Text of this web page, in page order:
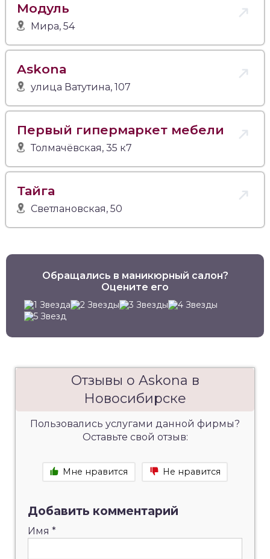
Модуль
Мира, 54
Askona
улица Ватутина, 107
Первый гипермаркет мебели
Толмачёвская, 35 к7
Тайга
Светлановская, 50
Обращались в маникюрный салон?
Оцените его
Отзывы о Askona в
Новосибирске
Пользовались услугами данной фирмы?
Оставьте свой отзыв:
Мне нравится Не нравится
Добавить комментарий
Имя *